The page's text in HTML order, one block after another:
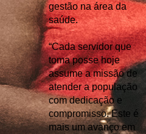
gestão na área da
saúde.
“Cada servidor que
toma posse hoje
assume a missão de
atender a população
com dedicação e
compromisso. Este é
mais um avanço em